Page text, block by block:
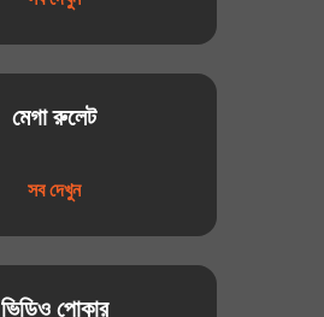
মেগা রুলেট
সব দেখুন
ভিডিও পোকার